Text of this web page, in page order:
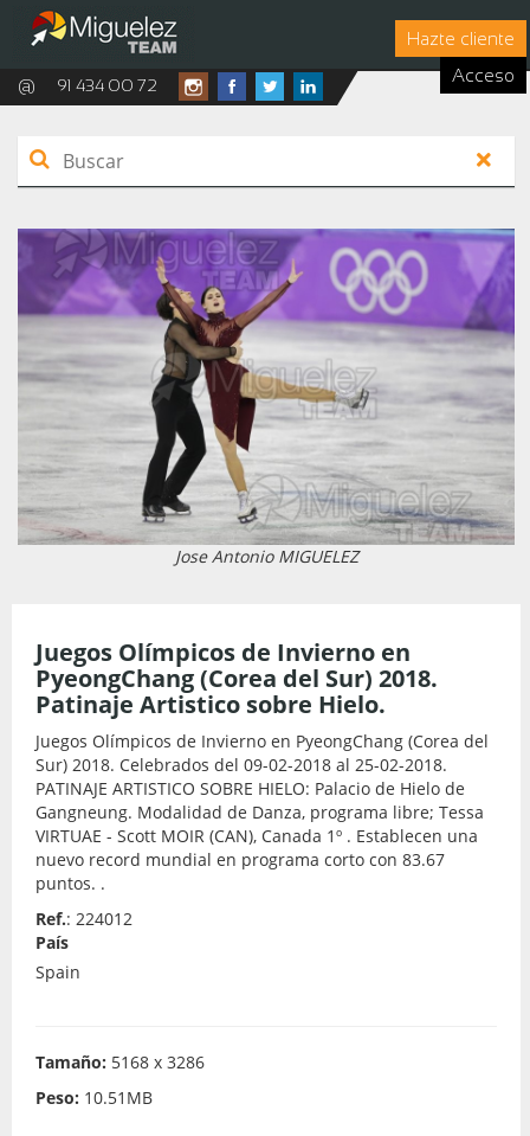
Hazte cliente
Acceso
@ 91 434 00 72
Jose Antonio MIGUELEZ
Juegos Olímpicos de Invierno en
PyeongChang (Corea del Sur) 2018.
Patinaje Artistico sobre Hielo.
Juegos Olímpicos de Invierno en PyeongChang (Corea del
Sur) 2018. Celebrados del 09-02-2018 al 25-02-2018.
PATINAJE ARTISTICO SOBRE HIELO: Palacio de Hielo de
Gangneung. Modalidad de Danza, programa libre; Tessa
VIRTUAE - Scott MOIR (CAN), Canada 1º . Establecen una
nuevo record mundial en programa corto con 83.67
puntos. .
Ref.: 224012
País
Spain
Tamaño: 5168 x 3286
Peso: 10.51MB